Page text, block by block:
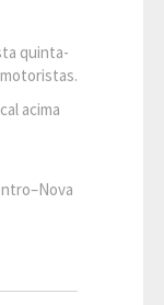
quinta-
acima